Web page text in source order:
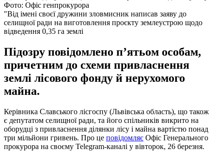
Фото: Офіс генпрокурора
"Від імені своєї дружини зловмисник написав заяву до
селищної ради на виготовлення проєкту землеустрою щодо
відведення 0,35 га землі
Підозру повідомлено п’ятьом особам,
причетним до схеми привласнення
землі лісового фонду й нерухомого
майна.
Керівника Славського лісгоспу (Львівська область), що також
є депутатом селищної ради, та його спільників викрито на
оборудці з привласнення ділянки лісу і майна вартістю понад
три мільйони гривень. Про це повідомляє Офіс Генерального
прокурора на своєму Telegram-каналі у вівторок, 26 березня.